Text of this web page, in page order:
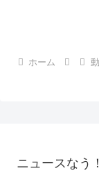
ホーム
ニュースなう